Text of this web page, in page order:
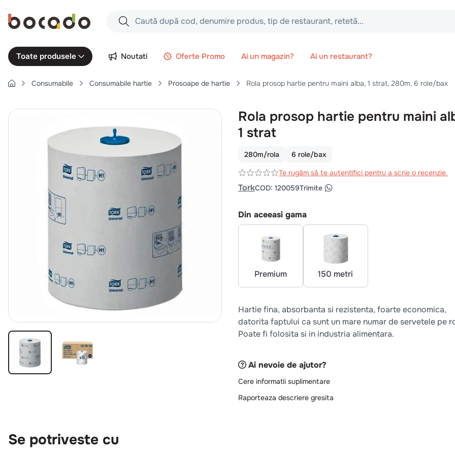
Caută după cod, denumire produs, tip de restaurant, retetă...
Căutări populare
3. pui
4. chifle
5. burger
6. coaste
ceafa
9 croissant
10
Toate produsele Noutati Oferte Promo Ai un magazin? Ai un restaurant?
Consumabile Consumabile hartie Prosoape de hartie Rola prosop hartie pentru maini alba, 1 strat, 280m, 6 role/bax
Rola prosop hartie pentru maini
1 strat
280m/rola 6 role/bax
Te rugăm să te autentifici pentru a scrie o recenzie.
TorkCOD: 120059Trimite
Din aceeasi gama
Premium 150 metri
Hartie fina, absorbanta si rezistenta, foarte economica,
datorita faptului ca sunt un mare numar de servetele pe
Poate fi folosita si in industria alimentara.
Ai nevoie de ajutor?
Cere informatii suplimentare
Raporteaza descriere gresita
Se potriveste cu